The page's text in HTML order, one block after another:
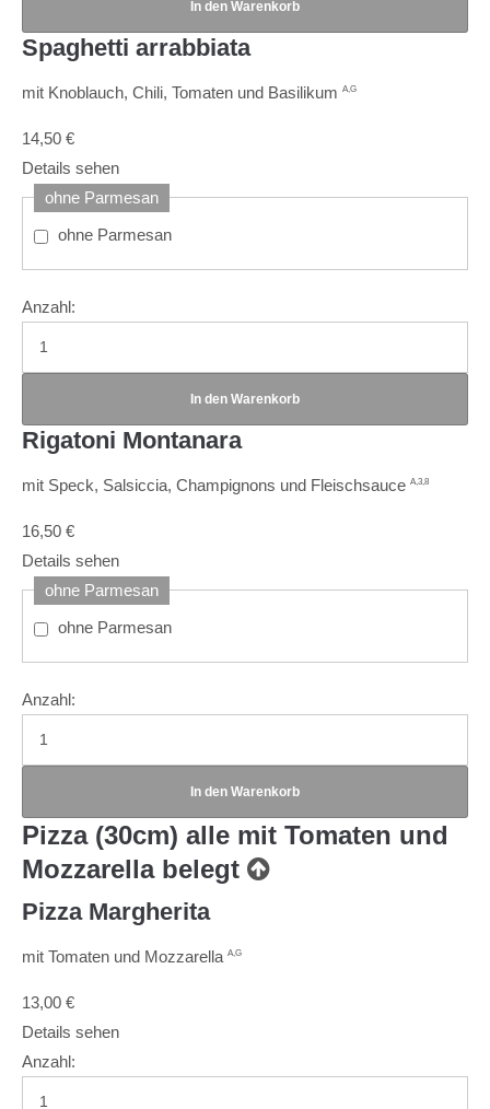
Spaghetti arrabbiata
mit Knoblauch, Chili, Tomaten und Basilikum A,G
14,50 €
Details sehen
ohne Parmesan
ohne Parmesan
Anzahl:
Rigatoni Montanara
mit Speck, Salsiccia, Champignons und Fleischsauce A,3,8
16,50 €
Details sehen
ohne Parmesan
ohne Parmesan
Anzahl:
Pizza (30cm) alle mit Tomaten und
Mozzarella belegt
Pizza Margherita
mit Tomaten und Mozzarella A,G
13,00 €
Details sehen
Anzahl: